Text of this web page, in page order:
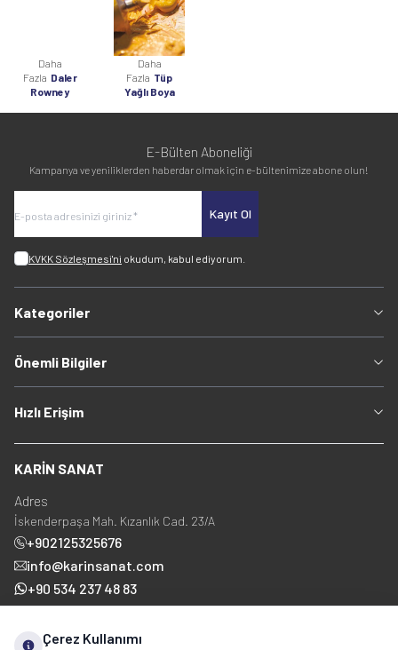
Daha
Fazla Daler
Rowney
Daha
Fazla Tüp
Yağlı Boya
E-Bülten Aboneliği
Kampanya ve yeniliklerden haberdar olmak için e-bültenimize abone olun!
Kayıt Ol
KVKK Sözleşmesi'ni okudum, kabul ediyorum.
Kategoriler
Önemli Bilgiler
Hızlı Erişim
KARİN SANAT
Adres
İskenderpaşa Mah. Kızanlık Cad. 23/A
+902125325676
info@karinsanat.com
+90 534 237 48 83
Çerez Kullanımı